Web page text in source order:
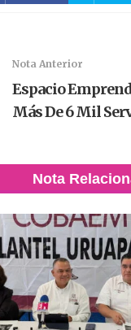
Nota Anterior
Espacio
Más De 6 Mil
Nota